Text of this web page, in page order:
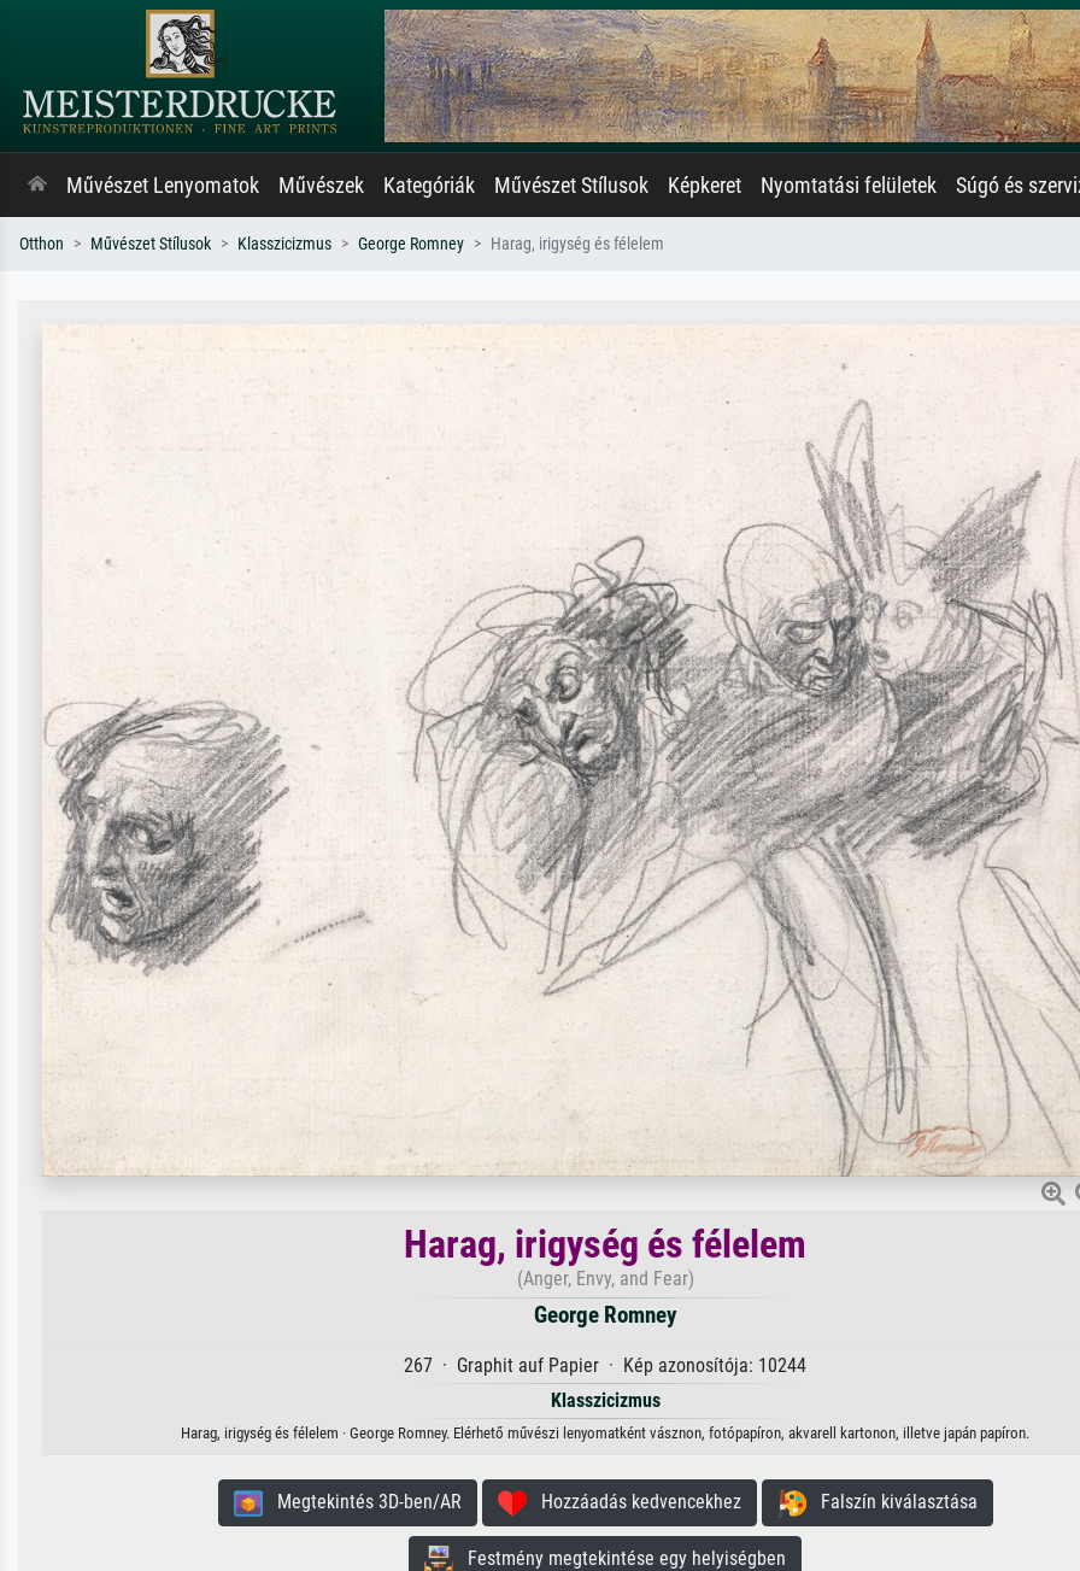
Művészet Lenyomatok Művészek Kategóriák Művészet Stílusok Képkeret Nyomtatási felületek Súgó és
Otthon Művészet Stílusok Klasszicizmus George Romney Harag, irigység és félelem
Harag, irigység és félelem
(Anger, Envy, and Fear)
George Romney
267 · Graphit auf Papier · Kép azonosítója: 10244
Klasszicizmus
Harag, irigység és félelem · George Romney. Elérhető művészi lenyomatként vásznon, fotópapíron, akvarell kartonon, illetve japán papíron.
Megtekintés 3D-ben/AR Hozzáadás kedvencekhez Falszín kiválasztása
Festmény megtekintése egy helyiségben